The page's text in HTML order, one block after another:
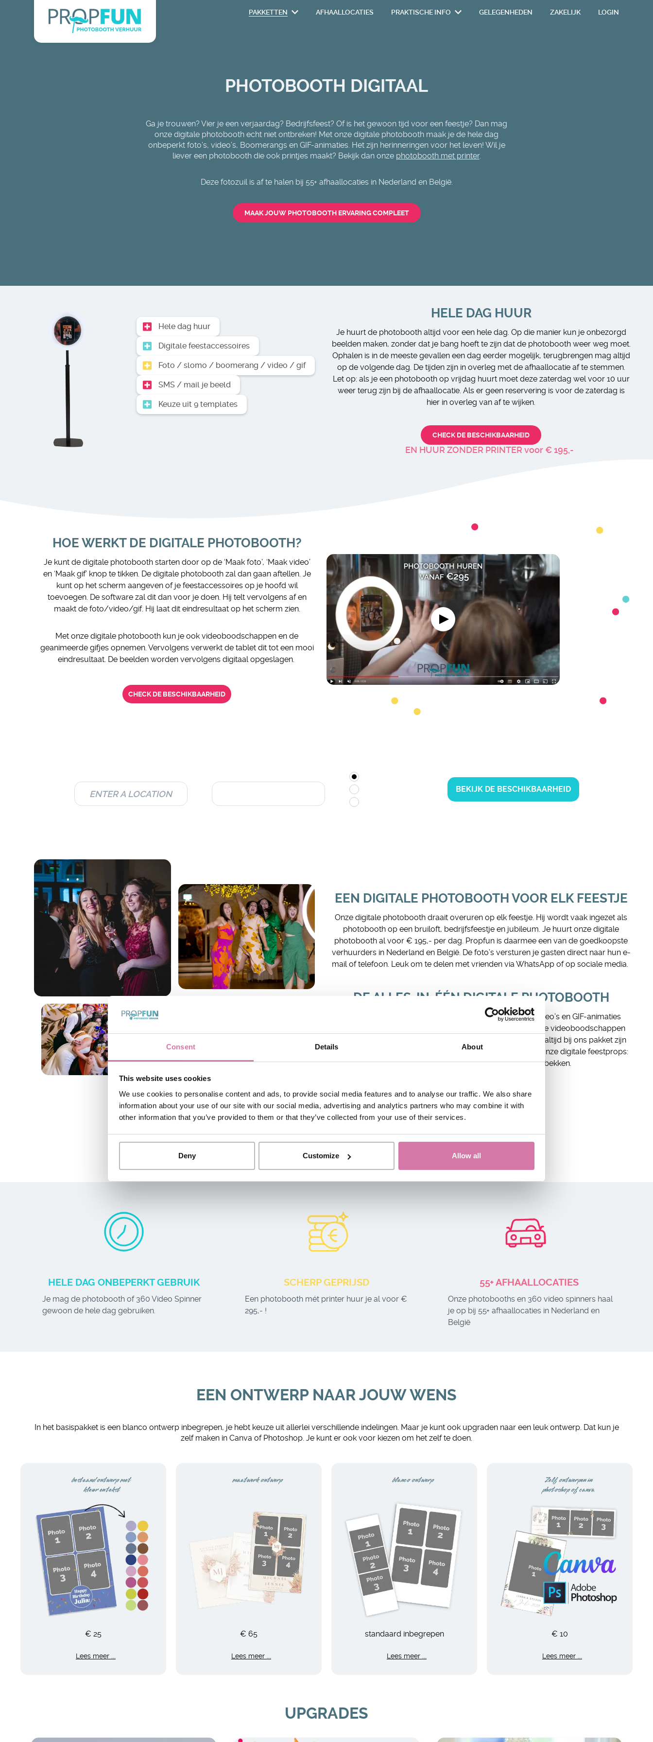
Consent Details About
This website uses cookies
We use cookies to personalise content and ads, to provide social media features and to analyse our traffic. We also share
information about your use of our site with our social media, advertising and analytics partners who may combine it with
other information that you’ve provided to them or that they’ve collected from your use of their services.
Deny Customize Allow all
PAKKETTEN AFHAALLOCATIES PRAKTISCHE INFO GELEGENHEDEN ZAKELIJK LOGIN
PHOTOBOOTH DIGITAAL
Ga je trouwen? Vier je een verjaardag? Bedrijfsfeest? Of is het gewoon tijd voor een feestje? Dan mag
onze digitale photobooth echt niet ontbreken! Met onze digitale photobooth maak je de hele dag
onbeperkt foto’s, video’s, Boomerangs en GIF-animaties. Het zijn herinneringen voor het leven! Wil je
liever een photobooth die ook printjes maakt? Bekijk dan onze photobooth met printer.
Deze fotozuil is af te halen bij 55+ afhaallocaties in Nederland en België.
MAAK JOUW PHOTOBOOTH ERVARING COMPLEET
Hele dag huur
Digitale feestaccessoires
Foto / slomo / boomerang / video / gif
SMS / mail je beeld
Keuze uit 9 templates
HELE DAG HUUR
Je huurt de photobooth altijd voor een hele dag. Op die manier kun je onbezorgd
beelden maken, zonder dat je bang hoeft te zijn dat de photobooth weer weg moet.
Ophalen is in de meeste gevallen een dag eerder mogelijk, terugbrengen mag altijd
op de volgende dag. De tijden zijn in overleg met de afhaallocatie af te stemmen.
Let op: als je een photobooth op vrijdag huurt moet deze zaterdag wel voor 10 uur
weer terug zijn bij de afhaallocatie. Als er geen reservering is voor de zaterdag is
hier in overleg van af te wijken.
CHECK DE BESCHIKBAARHEID
EN HUUR ZONDER PRINTER voor € 195,-
HOE WERKT DE DIGITALE PHOTOBOOTH?
Je kunt de digitale photobooth starten door op de ‘Maak foto’, ‘Maak video’
en ‘Maak gif’ knop te tikken. De digitale photobooth zal dan gaan aftellen. Je
kunt op het scherm aangeven of je feestaccessoires op je hoofd wil
toevoegen. De software zal dit dan voor je doen. Hij telt vervolgens af en
maakt de foto/video/gif. Hij laat dit eindresultaat op het scherm zien.
Met onze digitale photobooth kun je ook videoboodschappen en de
geanimeerde gifjes opnemen. Vervolgens verwerkt de tablet dit tot een mooi
eindresultaat. De beelden worden vervolgens digitaal opgeslagen.
CHECK DE BESCHIKBAARHEID
BEKIJK DE BESCHIKBAARHEID
EEN DIGITALE PHOTOBOOTH VOOR ELK FEESTJE
Onze digitale photobooth draait overuren op elk feestje. Hij wordt vaak ingezet als
photobooth op een bruiloft, bedrijfsfeestje en jubileum. Je huurt onze digitale
photobooth al voor € 195,- per dag. Propfun is daarmee een van de goedkoopste
verhuurders in Nederland en België. De foto’s versturen je gasten direct naar hun e-
mail of telefoon. Leuk om te delen met vrienden via WhatsApp of op sociale media.
DE ALLES-IN-ÉÉN DIGITALE PHOTOBOOTH
Met onze digitale photobooth kan je onbeperkt foto’s, video’s en GIF-animaties
maken. Je krijgt gegarandeerd hilarische foto’s en grappige videoboodschappen
van je gasten! Uniek zijn onze digitale feestaccessoires die altijd bij ons pakket zijn
inbegrepen. Via het scherm kun je eindeloos variëren met onze digitale feestprops:
van snorren en pruiken tot brillen en gekke bekken.
HUUR DIRECT
HELE DAG ONBEPERKT GEBRUIK
Je mag de photobooth of 360 Video Spinner
gewoon de hele dag gebruiken.
SCHERP GEPRIJSD
Een photobooth mét printer huur je al voor €
295,- !
55+ AFHAALLOCATIES
Onze photobooths en 360 video spinners haal
je op bij 55+ afhaallocaties in Nederland en
België
EEN ONTWERP NAAR JOUW WENS
In het basispakket is een blanco ontwerp inbegrepen, je hebt keuze uit allerlei verschillende indelingen. Maar je kunt ook upgraden naar een leuk ontwerp. Dat kun je
zelf maken in Canva of Photoshop. Je kunt er ook voor kiezen om het zelf te doen.
bestaand ontwerp met
kleur en tekst
€ 25
Lees meer ...
maatwerk ontwerp
€ 65
Lees meer ...
blanco ontwerp
standaard inbegrepen
Lees meer ...
Zelf ontwerpen in
photoshop of canva
€ 10
Lees meer ...
UPGRADES